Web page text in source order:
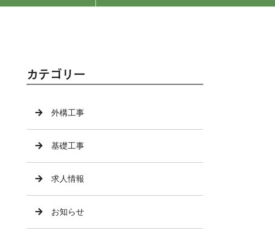
カテゴリー
外構工事
基礎工事
求人情報
お知らせ